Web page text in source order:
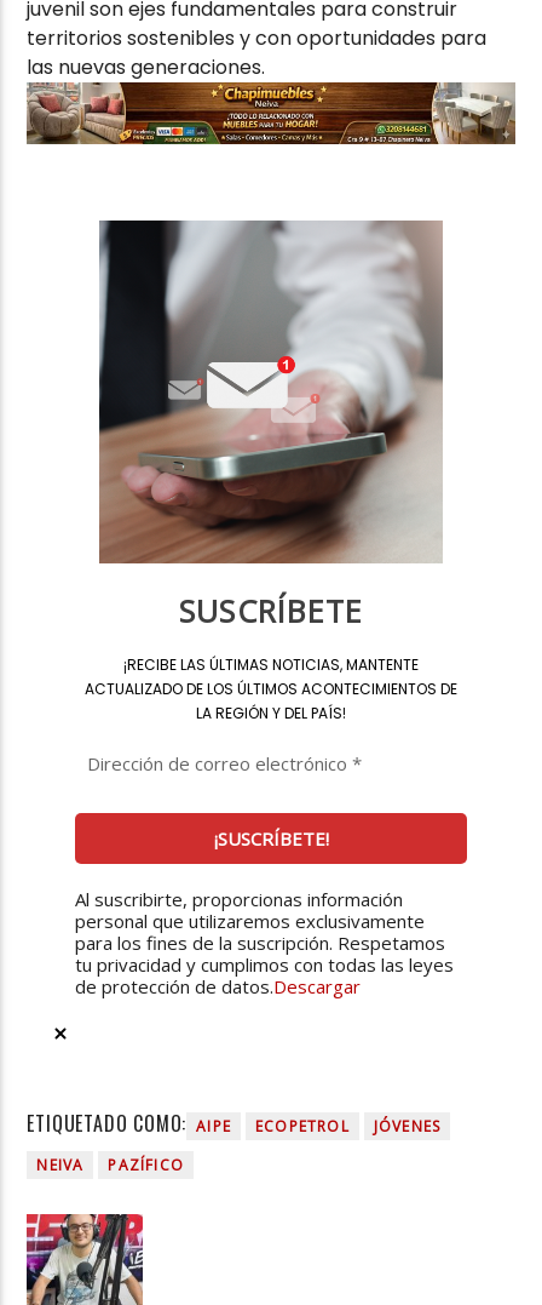
juvenil son ejes fundamentales para construir
territorios sostenibles y con oportunidades para
las nuevas generaciones.
SUSCRÍBETE
¡RECIBE LAS ÚLTIMAS NOTICIAS, MANTENTE
ACTUALIZADO DE LOS ÚLTIMOS ACONTECIMIENTOS DE
LA REGIÓN Y DEL PAÍS!
Al suscribirte, proporcionas información
personal que utilizaremos exclusivamente
para los fines de la suscripción. Respetamos
tu privacidad y cumplimos con todas las leyes
de protección de datos.Descargar
ETIQUETADO COMO: AIPE ECOPETROL
JÓVENES
NEIVA
PAZÍFICO